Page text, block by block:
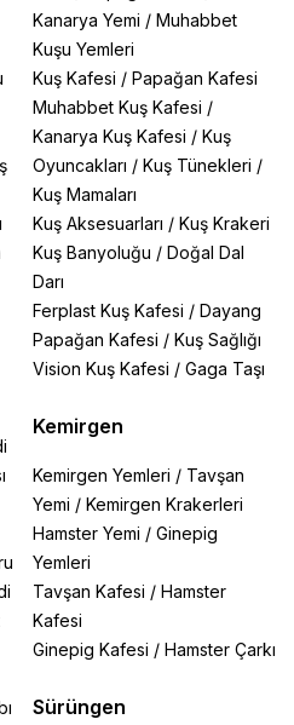
Kanarya Yemi / Muhabbet
Kuşu Yemleri
Kuş Kafesi / Papağan Kafesi
Muhabbet Kuş Kafesi /
Kanarya Kuş Kafesi / Kuş
Oyuncakları / Kuş Tünekleri /
Kuş Mamaları
Kuş Aksesuarları / Kuş Krakeri
Kuş Banyoluğu / Doğal Dal
Darı
Ferplast Kuş Kafesi / Dayang
Papağan Kafesi / Kuş Sağlığı
Vision Kuş Kafesi / Gaga Taşı
Kemirgen
Kemirgen Yemleri / Tavşan
Yemi / Kemirgen Krakerleri
Hamster Yemi / Ginepig
Yemleri
Tavşan Kafesi / Hamster
Kafesi
Ginepig Kafesi / Hamster Çarkı
Sürüngen